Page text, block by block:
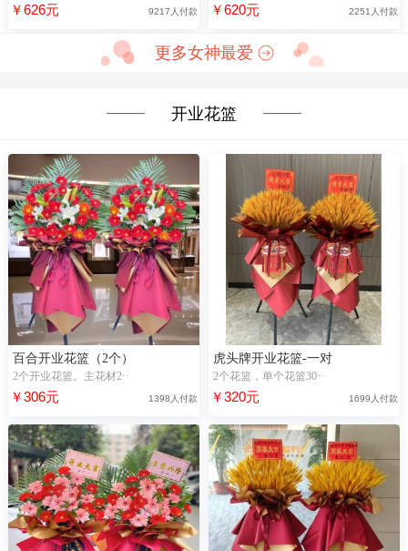
￥626元 9217人付款 ￥620元 2251人付款
更多女神最爱
开业花篮
百合开业花篮（2个）
2个开业花篮。主花材2··
￥306元 1398人付款
虎头牌开业花篮-一对
2个花篮，单个花篮30··
￥320元 1699人付款